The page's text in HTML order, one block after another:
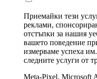
Приемайки тези
реклами,
отстъпки за нашия
вашето поведение
измерваме успеха
следните услуги от
Meta-Pixel, Microsoft